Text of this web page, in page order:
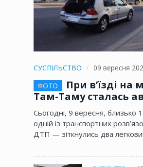
СУСПІЛЬСТВО
09 вересня
ФОТО
При в’їзді на
Там-Таму сталась
Сьогодні, 9 вересня, близько
одній із транспортних
ДТП — зіткнулись два